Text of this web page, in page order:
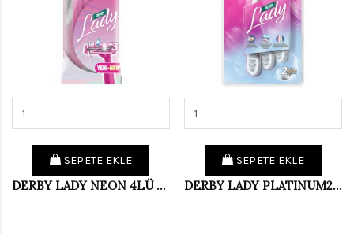
SEPETE EKLE
DERBY LADY NEON 4LÜ POSET (14)
SEPETE EKLE
DERBY LADY PLATINUM2 3 LÜ BLISTER (PKT 12 Lİ)